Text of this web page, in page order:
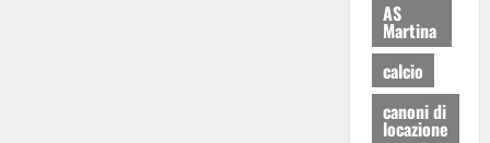
AS
Martina
calcio
canoni di
locazione